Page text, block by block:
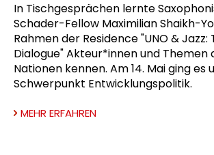
In Tischgesprächen lernte
Schader-Fellow Maximilian Shaikh-
Rahmen der Residence "UNO & Jazz:
Dialogue" Akteur*innen und Themen
Nationen kennen. Am 14. Mai ging es
Schwerpunkt Entwicklungspolitik.
MEHR ERFAHREN